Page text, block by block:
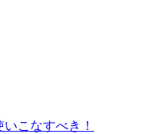
こなすべき！